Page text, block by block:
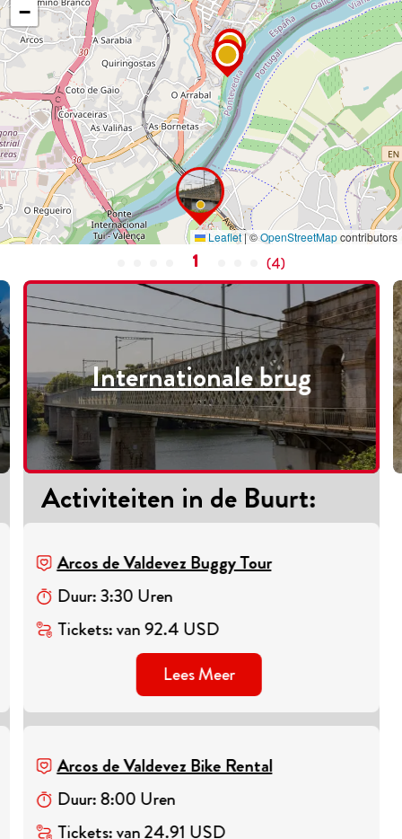
−
Leaflet | ©OpenStreetMapcontributors
1 (4)
Internationale brug
Activiteiten in de Buurt:
Arcos de Valdevez Buggy Tour
Duur:3:30 Uren
Tickets:van92.4 USD
Lees Meer
Arcos de Valdevez Bike Rental
Duur:8:00 Uren
Tickets:van24.91 USD